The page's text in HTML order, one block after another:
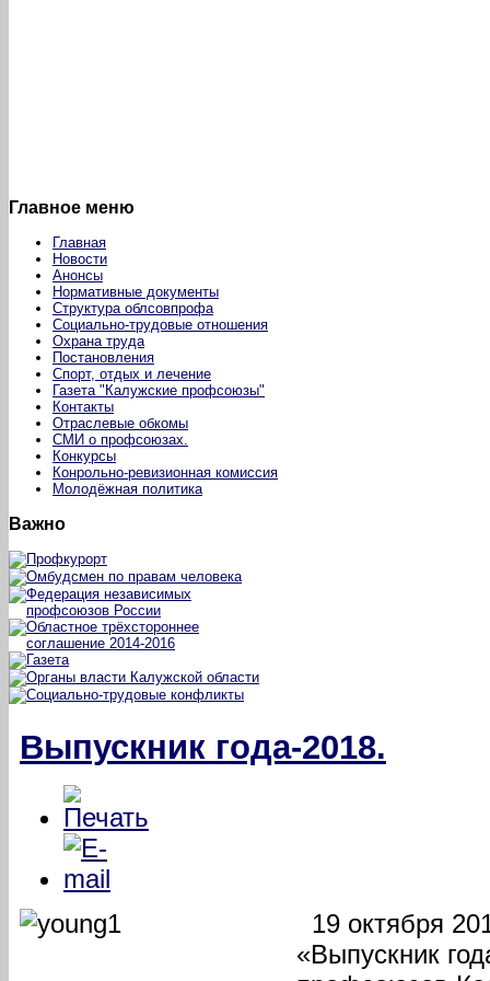
Главное меню
Главная
Новости
Анонсы
Нормативные документы
Структура облсовпрофа
Социально-трудовые отношения
Охрана труда
Постановления
Спорт, отдых и лечение
Газета "Калужские профсоюзы"
Контакты
Отраслевые обкомы
СМИ о профсоюзах.
Конкурсы
Конрольно-ревизионная комиссия
Молодёжная политика
Важно
Выпускник года-2018.
19 октября
«Выпускник